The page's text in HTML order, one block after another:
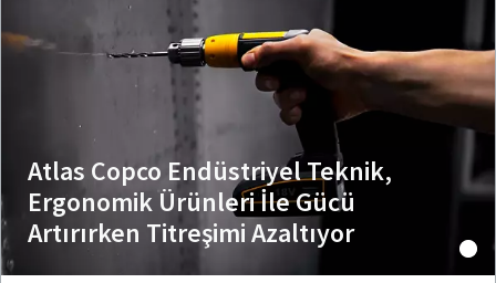
Atlas Copco Endüstriyel Teknik,
Ergonomik Ürünleri İle Gücü
Artırırken Titreşimi Azaltıyor